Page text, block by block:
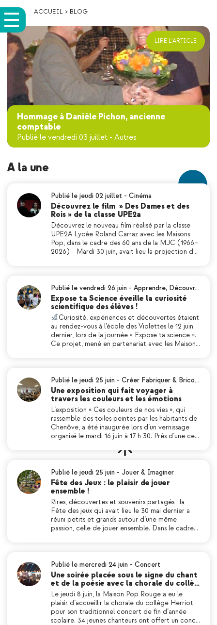
ACCUEIL > BLOG
Hommage à Danièle Pichon, ancienne
comptable
Publié le vendredi 03 juillet - Autres
LIRE L'ARTICLE
A la une
Publié le jeudi 02 juillet - Cinéma
Découvrez le film » Des Dames et des
Rois » de la classe UPE2a
Découvrez le nouveau film réalisé par la classe
UPE2A Lycée Roland Carraz avec les Maisons
Pop, dans le cadre des 60 ans de la MJC (1966–
2026). Mardi 30 juin, avait lieu la projection d…
Publié le vendredi 26 juin - Apprendre, Découvr…
Expose ta Science éveille la curiosité
scientifique des élèves !
Curiosité, expériences et découvertes étaient
au rendez-vous à l’école des Violettes le 12 juin
dernier, lors de la journée « Expose ta science ».
Ce projet, mené en partenariat avec les Maison…
Publié le jeudi 25 juin - Créer Fabriquer & Brico…
Une exposition qui fait voyager à
travers les couleurs et les émotions
L’exposition « Ces couleurs de nos vies », qui
rassemble des toiles peintes par les habitants de
Chenôve, a été inaugurée lors d’un vernissage
organisé le mardi 16 juin à 17 h 30. Près d’une ce…
Publié le jeudi 25 juin - Jouer & Imaginer
Fête des Jeux : le plaisir de jouer
ensemble !
Rires, découvertes et souvenirs partagés : la
Fête des jeux qui avait lieu le 30 mai dernier a
réuni petits et grands autour d’une même
passion, celle de jouer ensemble. Dans le cadre…
Publié le mercredi 24 juin - Concert
Une soirée placée sous le signe du chant
et de la poésie avec la chorale du collè…
Le jeudi 8 juin, la Maison Pop Rouge a eu le
plaisir d’accueillir la chorale du collège Herriot
pour son traditionnel concert de fin d’année
scolaire. 34 jeunes chanteurs ont offert un conc…